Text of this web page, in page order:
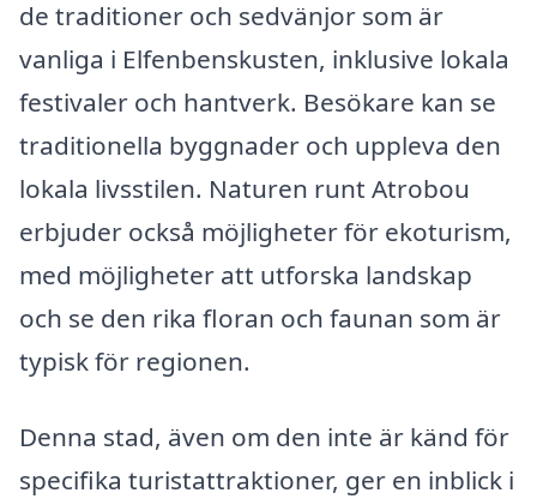
de traditioner och sedvänjor som är
vanliga i Elfenbenskusten, inklusive lokala
festivaler och hantverk. Besökare kan se
traditionella byggnader och uppleva den
lokala livsstilen. Naturen runt Atrobou
erbjuder också möjligheter för ekoturism,
med möjligheter att utforska landskap
och se den rika floran och faunan som är
typisk för regionen.
Denna stad, även om den inte är känd för
specifika turistattraktioner, ger en inblick i